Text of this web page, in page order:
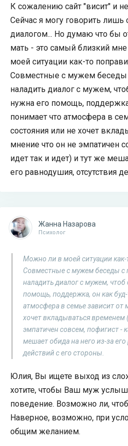
К сожалению сайт "висит" и
Сейчас я могу говорить лишь
диалогом... Но думаю что бы
мать - это самый близкий
моей ситуации как-то
Совместные с мужем беседы
наладить диалог с мужем,
нужна его помощь,
понимает что атмосфера в
состояния или не хочет
мнение что он не эмпатичен
идет так и идет) и тут же
его равнодушия, отсутствия
Жанна Назарова
Психолог
Можно ли в моей ситуации
Совместные с мужем беседы с
наладить диалог с мужем,
помощь, поддержка, он как
атмосфера в семье зависит от
хочет вкладываться временем
эмпатичен совсем, пофигист -
мешает обида на него из-за
действий с его стороны.
Юлия, Вы ищете выход из
хотите, чтобы Ваш муж
поведение. Возможно ли,
Наверное, возможно, при
общим желанием.